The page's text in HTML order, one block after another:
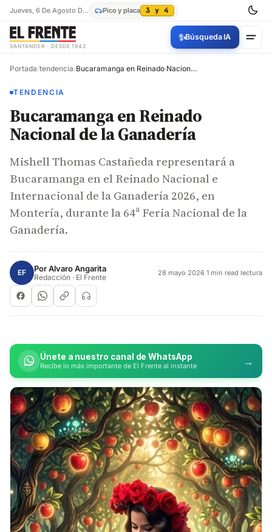
Jueves, 6 De Agosto De 2026 Pico y placa 3 y 4
SANTANDER · DESDE 1942
✨Búsqueda IA
Portada/tendencia/ Bucaramanga en Reinado Nacional de la Ganadería
TENDENCIA
Bucaramanga en Reinado
Nacional de la Ganadería
Mishell Thomas Castañeda representará a
Bucaramanga en el Reinado Nacional e
Internacional de la Ganadería 2026, en
Montería, durante la 64ª Feria Nacional de la
Ganadería.
EF PorAlvaro Angarita
Redacción · El Frente 28 mayo 2026·1 min read lectura
Únete a nuestro canal de WhatsApp
Recibe lo más importante de El Frente al instante →